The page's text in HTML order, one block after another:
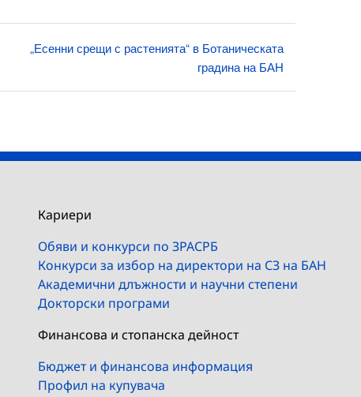
„Есенни срещи с растенията“ в Ботаническата
градина на БАН
Кариери
Обяви и конкурси по ЗРАСРБ
Конкурси за избор на директори на СЗ на БАН
Академични длъжности и научни степени
Докторски програми
Финансова и стопанска дейност
Бюджет и финансова информация
Профил на купувача